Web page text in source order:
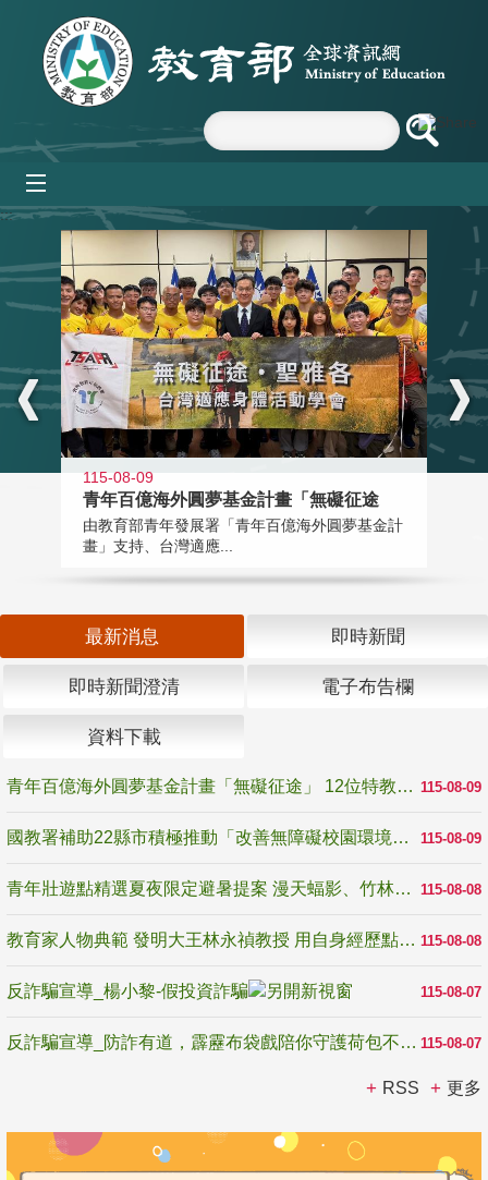
跳到主要內容區塊
:::
115-08-09
青年百億海外圓夢基金計畫「無礙征途
由教育部青年發展署「青年百億海外圓夢基金計
畫」支持、台灣適應...
最新消息 即時新聞
即時新聞澄清 電子布告欄
資料下載
115-08-09
青年百億海外圓夢基金計畫「無礙征途」 12位特教與弱勢青年勇闖西班牙 跨越感官限制見證生命蛻變
115-08-09
國教署補助22縣市積極推動「改善無障礙校園環境計畫」 打造友善、安全、無礙學習空間
115-08-08
青年壯遊點精選夏夜限定避暑提案 漫天蝠影、竹林尋蛙、茶香夜觀 邀青年暮色出發
115-08-08
教育家人物典範 發明大王林永禎教授 用自身經歷點亮學生的路
115-08-07
反詐騙宣導_楊小黎-假投資詐騙
115-08-07
反詐騙宣導_防詐有道，霹靂布袋戲陪你守護荷包不受騙
RSS 更多